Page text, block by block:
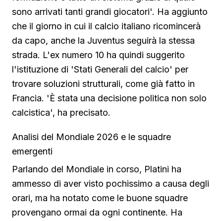
sono arrivati tanti grandi giocatori'. Ha aggiunto
che il giorno in cui il calcio italiano ricomincerà
da capo, anche la Juventus seguirà la stessa
strada. L'ex numero 10 ha quindi suggerito
l'istituzione di 'Stati Generali del calcio' per
trovare soluzioni strutturali, come già fatto in
Francia. 'È stata una decisione politica non solo
calcistica', ha precisato.
Analisi del Mondiale 2026 e le squadre
emergenti
Parlando del Mondiale in corso, Platini ha
ammesso di aver visto pochissimo a causa degli
orari, ma ha notato come le buone squadre
provengano ormai da ogni continente. Ha